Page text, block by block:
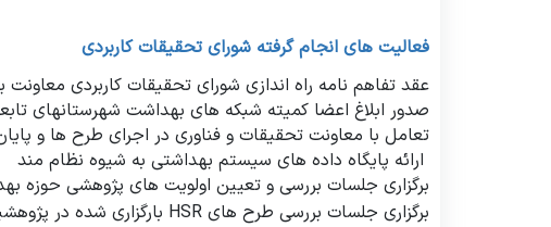
فعالیت های انجام گرفته شورای تحقیقات کاربردی
عقد تفاهم نامه راه اندازی شورای تحقیقات کاربردی
صدور ابلاغ اعضا کمیته شبکه های بهداشت شهرستانهای
تعامل با معاونت تحقیقات و فناوری در اجرای طرح ها و
ارائه پایگاه داده های سیستم بهداشتی به شیوه نظام مند
برگزاری جلسات بررسی و تعیین اولویت های پژوهشی حوزه
برگزاری جلسات بررسی طرح های HSR بارگزاری شده در